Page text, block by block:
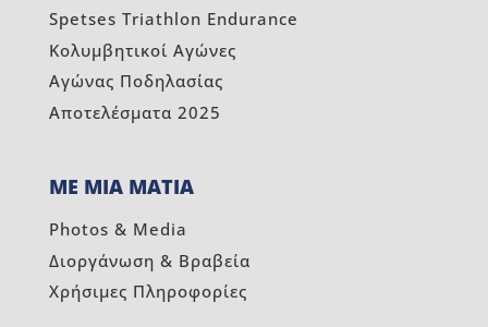
Spetses Triathlon Endurance
Κολυμβητικοί Αγώνες
Αγώνας Ποδηλασίας
Αποτελέσματα 2025
ΜΕ ΜΙΑ ΜΑΤΙΑ
Photos & Media
Διοργάνωση & Βραβεία
Χρήσιμες Πληροφορίες